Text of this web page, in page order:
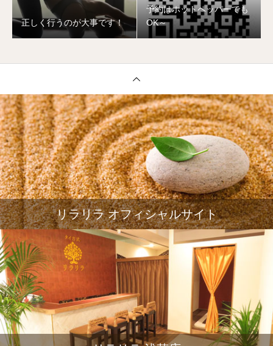
正しく行うのが大事です！
予約はホットペッパーでも
OK～
リラリラ オフィシャルサイト